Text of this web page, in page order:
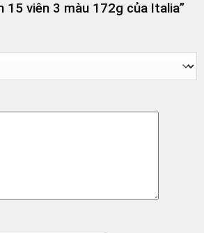
15 viên 3 màu 172g của Italia”